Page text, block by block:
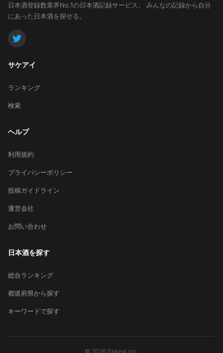
日本酒登録数業界No.1の日本酒記録サービス。
みんなの記録から自分
にあった日本酒を探せる。
サケアイ
ランキング
検索
ヘルプ
利用規約
プライバシーポリシー
投稿ガイドライン
運営会社
お問い合わせ
日本酒を探す
総合ランキング
都道府県から探す
キーワードで探す
© 2026 Sakeai Inc.